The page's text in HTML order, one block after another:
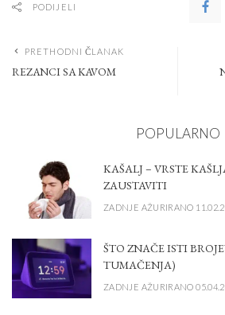
PODIJELI
PRETHODNI ČLANAK
REZANCI SA KAVOM
POPULARNO
KAŠALJ – VRSTE
ZAUSTAVITI
ZADNJE AŽURIRANO
ŠTO ZNAČE ISTI
TUMAČENJA)
ZADNJE AŽURIRANO